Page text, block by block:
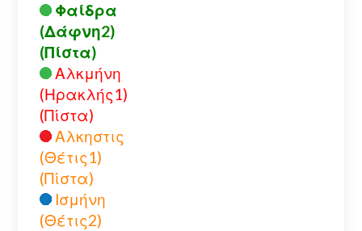
Φαίδρα
(Δάφνη2)
(Πίστα)
Αλκμήνη
(Ηρακλής1)
(Πίστα)
Αλκηστις
(Θέτις1)
(Πίστα)
Ισμήνη
(Θέτις2)